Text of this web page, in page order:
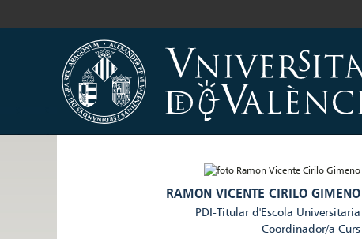
RAMON VICENTE CIRILO GIMENO
PDI-Titular d'Escola Universitaria
Coordinador/a Curs